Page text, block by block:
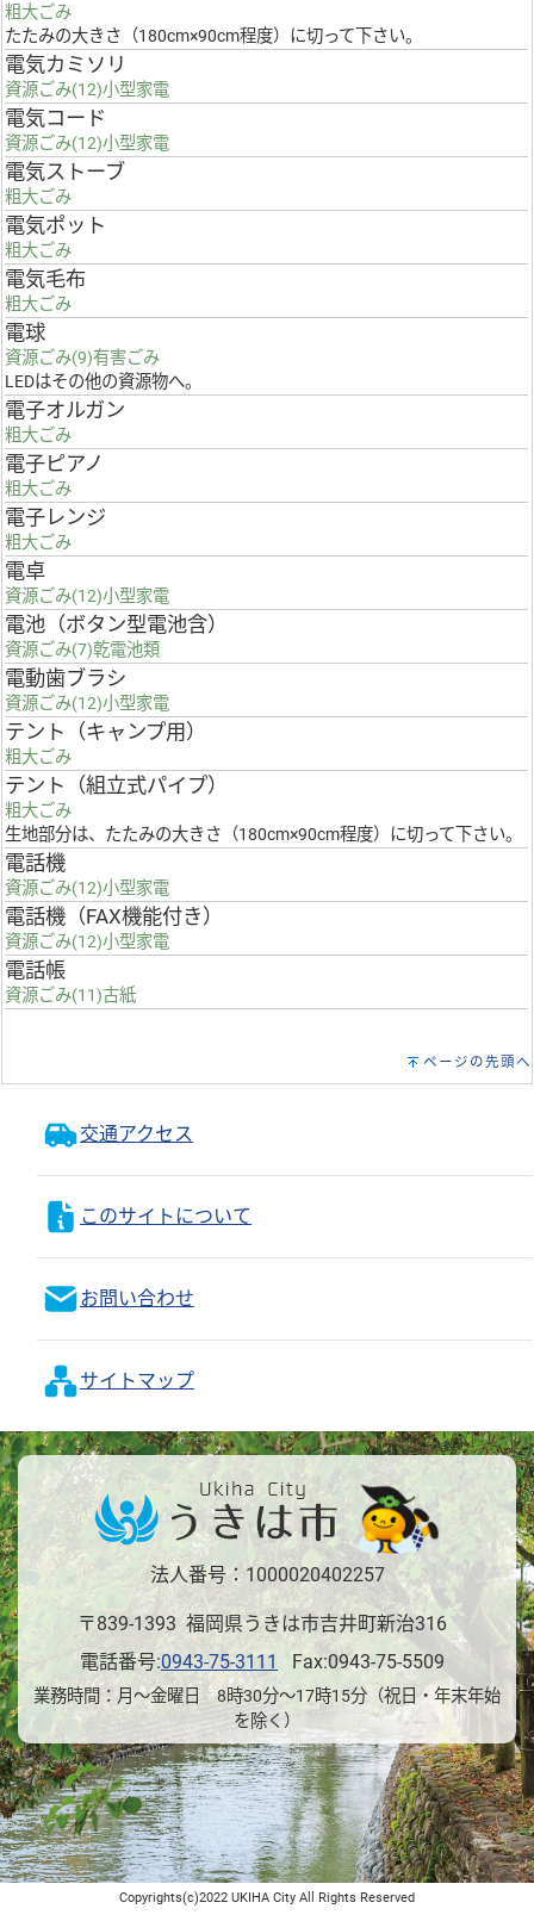
粗大ごみ
たたみの大きさ（180cm×90cm程度）に切って下さい。
電気カミソリ
資源ごみ(12)小型家電
電気コード
資源ごみ(12)小型家電
電気ストーブ
粗大ごみ
電気ポット
粗大ごみ
電気毛布
粗大ごみ
電球
資源ごみ(9)有害ごみ
LEDはその他の資源物へ。
電子オルガン
粗大ごみ
電子ピアノ
粗大ごみ
電子レンジ
粗大ごみ
電卓
資源ごみ(12)小型家電
電池（ボタン型電池含）
資源ごみ(7)乾電池類
電動歯ブラシ
資源ごみ(12)小型家電
テント（キャンプ用）
粗大ごみ
テント（組立式パイプ）
粗大ごみ
生地部分は、たたみの大きさ（180cm×90cm程度）に切って下さい。
電話機
資源ごみ(12)小型家電
電話機（FAX機能付き）
資源ごみ(12)小型家電
電話帳
資源ごみ(11)古紙
ページの先頭へ
交通アクセス
このサイトについて
お問い合わせ
サイトマップ
法人番号：1000020402257
〒839-1393 福岡県うきは市吉井町新治316
電話番号:0943-75-3111 Fax:0943-75-5509
業務時間：月～金曜日 8時30分～17時15分（祝日・年末年始
を除く）
Copyrights(c)2022 UKIHA City All Rights Reserved